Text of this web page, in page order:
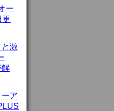
ー
更
激
解
ア